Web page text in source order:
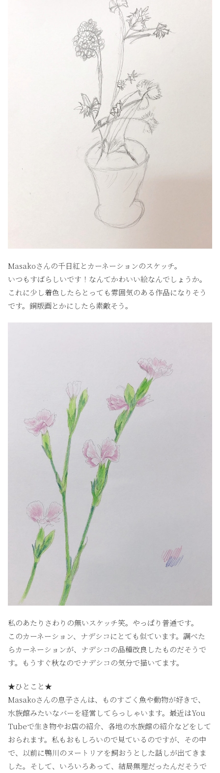
Masakoさんの千日紅とカーネーションのスケッチ。
いつもすばらしいです！なんてかわいい絵なんでしょうか。
これに少し着色したらとっても雰囲気のある作品になりそう
です。銅版画とかにしたら素敵そう。
私のあたりさわりの無いスケッチ笑。やっぱり普通です。
このカーネーション、ナデシコにとても似ています。調べた
らカーネーションが、ナデシコの品種改良したものだそうで
す。もうすぐ秋なのでナデシコの気分で描いてます。
★ひとこと★
Masakoさんの息子さんは、ものすごく魚や動物が好きで、
水族館みたいなバーを経営してらっしゃいます。最近はYou
Tubeで生き物やお店の紹介、各地の水族館の紹介などをして
おられます。私もおもしろいので見ているのですが、その中
で、以前に鴨川のヌートリアを飼おうとした話しが出てきま
した。そして、いろいろあって、結局無理だったんだそうで